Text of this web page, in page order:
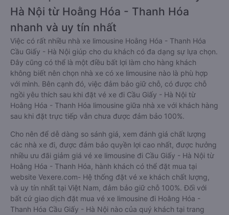
Hà Nội từ Hoằng Hóa - Thanh Hóa
nhanh và uy tín nhất
Việc có rất nhiều nhà xe limousine Hoằng Hóa - Thanh Hóa
Cầu Giấy - Hà Nội giúp cho du khách có đa dạng sự lựa chọn.
Đây cũng có thể là một điều bất lợi làm cho hàng khách
không biết nên chọn nhà xe có xe limousine nào là phù hợp
với mình. Bên cạnh đó, việc đảm bảo giữ chỗ, có được chỗ
ngồi yêu thích sau khi đặt vé xe đi Cầu Giấy - Hà Nội từ
Hoằng Hóa - Thanh Hóa limousine giữa nhà xe với khách hàng
sau khi đặt trực tiếp vẫn chưa được đảm bảo 100%.
Cho nên để dễ dàng so sánh giá, xem đánh giá chất lượng
các nhà xe đi, được đảm bảo quyền lợi cao nhất, được hưởng
nhiều ưu đãi giảm giá vé xe limousine đi Cầu Giấy - Hà Nội từ
Hoằng Hóa - Thanh Hóa, hành khách có thể đặt mua tại
website Vexere.com- Hệ thống đặt vé xe khách chất lượng,
và uy tín nhất tại Việt Nam, đảm bảo giữ chỗ 100%. Đối với
bất cứ giao dịch đặt mua vé xe limousine đi Hoằng Hóa -
Thanh Hóa Cầu Giấy - Hà Nội nào của quý khách tại trang